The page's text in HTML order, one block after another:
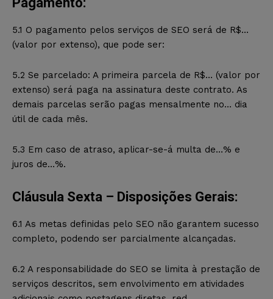
5.1 O pagamento pelos serviços de SEO será de R$…
(valor por extenso), que pode ser:
5.2 Se parcelado: A primeira parcela de R$… (valor por
extenso) será paga na assinatura deste contrato. As
demais parcelas serão pagas mensalmente no… dia
útil de cada mês.
5.3 Em caso de atraso, aplicar-se-á multa de…% e
juros de…%.
Cláusula Sexta – Disposições Gerais:
6.1 As metas definidas pelo SEO não garantem sucesso
completo, podendo ser parcialmente alcançadas.
6.2 A responsabilidade do SEO se limita à prestação de
serviços descritos, sem envolvimento em atividades